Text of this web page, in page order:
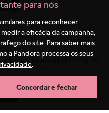
para nós
para reconhecer
a eficácia da campanha,
do site. Para saber mais
a Pandora processa os seus
Concordar e fechar
COMPRA RÁPIDA
LTDA | Avenida Dr Chucri Zaidan,
Tower – Morumbi | CEP 04711-130
11.023.174/0001-96